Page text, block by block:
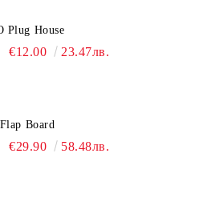
Plug House
€12.00 23.47лв.
Board
€29.90 58.48лв.